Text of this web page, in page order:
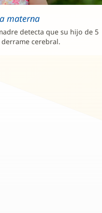
materna
detecta que su hijo de 5
cerebral.